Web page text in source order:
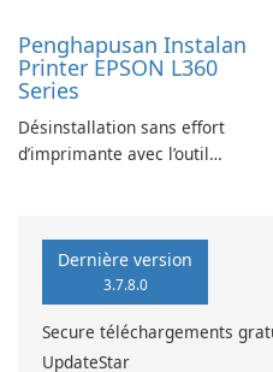
Penghapusan Instalan
Printer EPSON L360
Series
Désinstallation sans effort
d’imprimante avec l’outil
Dernière version
3.7.8.0
Secure téléchargements
UpdateStar